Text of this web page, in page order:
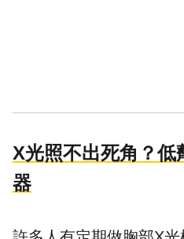
X光照不出死角？低
器